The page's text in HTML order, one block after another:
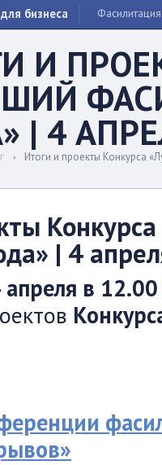
бизнеса Фасилитация
И
| 4
Итоги и проекты Конкурса
| 4
апреля в